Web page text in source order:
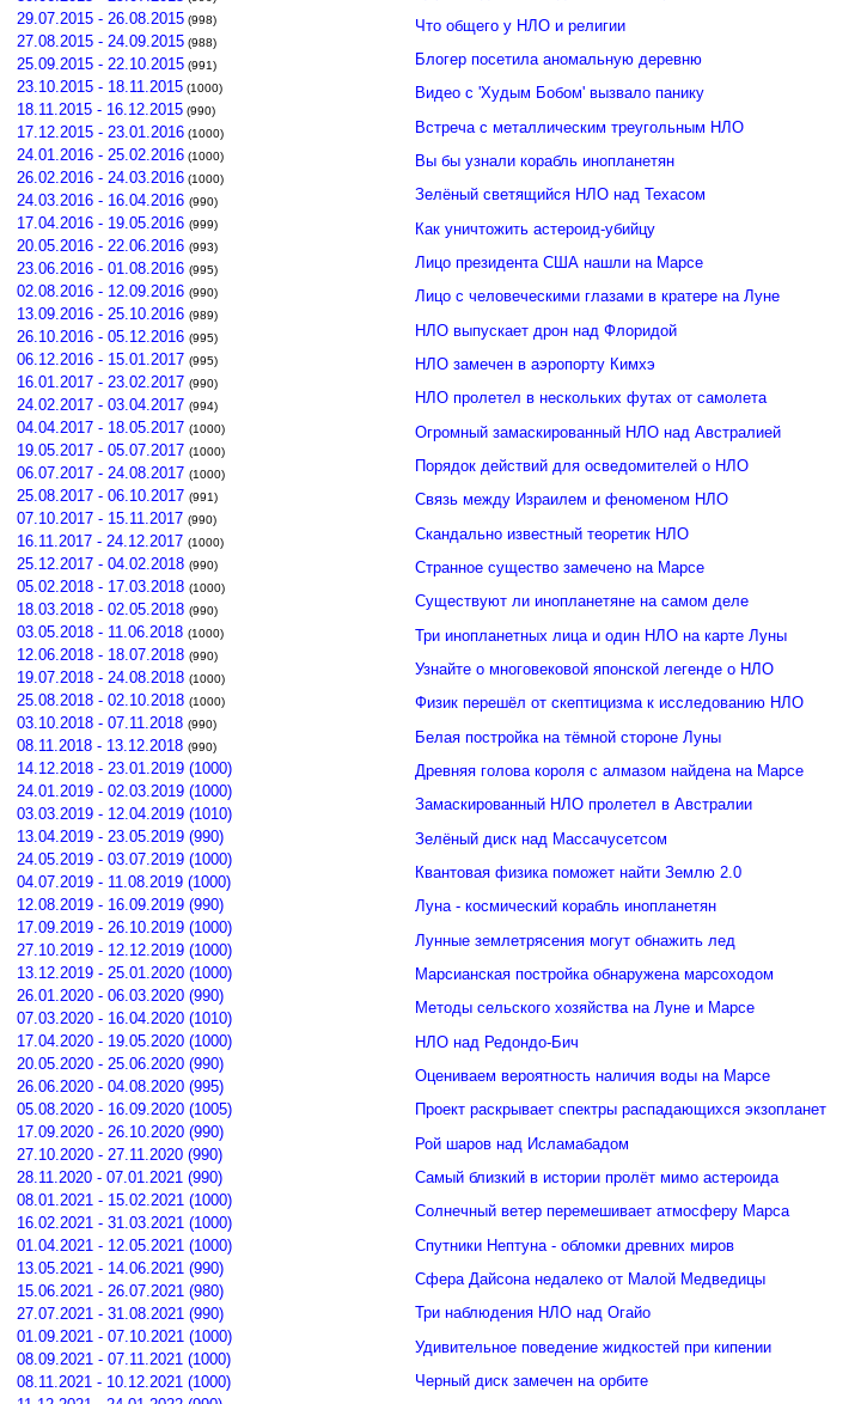
29.07.2015 - 26.08.2015 (998)
27.08.2015 - 24.09.2015 (988)
25.09.2015 - 22.10.2015 (991)
23.10.2015 - 18.11.2015 (1000)
18.11.2015 - 16.12.2015 (990)
17.12.2015 - 23.01.2016 (1000)
24.01.2016 - 25.02.2016 (1000)
26.02.2016 - 24.03.2016 (1000)
24.03.2016 - 16.04.2016 (990)
17.04.2016 - 19.05.2016 (999)
20.05.2016 - 22.06.2016 (993)
23.06.2016 - 01.08.2016 (995)
02.08.2016 - 12.09.2016 (990)
13.09.2016 - 25.10.2016 (989)
26.10.2016 - 05.12.2016 (995)
06.12.2016 - 15.01.2017 (995)
16.01.2017 - 23.02.2017 (990)
24.02.2017 - 03.04.2017 (994)
04.04.2017 - 18.05.2017 (1000)
19.05.2017 - 05.07.2017 (1000)
06.07.2017 - 24.08.2017 (1000)
25.08.2017 - 06.10.2017 (991)
07.10.2017 - 15.11.2017 (990)
16.11.2017 - 24.12.2017 (1000)
25.12.2017 - 04.02.2018 (990)
05.02.2018 - 17.03.2018 (1000)
18.03.2018 - 02.05.2018 (990)
03.05.2018 - 11.06.2018 (1000)
12.06.2018 - 18.07.2018 (990)
19.07.2018 - 24.08.2018 (1000)
25.08.2018 - 02.10.2018 (1000)
03.10.2018 - 07.11.2018 (990)
08.11.2018 - 13.12.2018 (990)
14.12.2018 - 23.01.2019 (1000)
24.01.2019 - 02.03.2019 (1000)
03.03.2019 - 12.04.2019 (1010)
13.04.2019 - 23.05.2019 (990)
24.05.2019 - 03.07.2019 (1000)
04.07.2019 - 11.08.2019 (1000)
12.08.2019 - 16.09.2019 (990)
17.09.2019 - 26.10.2019 (1000)
27.10.2019 - 12.12.2019 (1000)
13.12.2019 - 25.01.2020 (1000)
26.01.2020 - 06.03.2020 (990)
07.03.2020 - 16.04.2020 (1010)
17.04.2020 - 19.05.2020 (1000)
20.05.2020 - 25.06.2020 (990)
26.06.2020 - 04.08.2020 (995)
05.08.2020 - 16.09.2020 (1005)
17.09.2020 - 26.10.2020 (990)
27.10.2020 - 27.11.2020 (990)
28.11.2020 - 07.01.2021 (990)
08.01.2021 - 15.02.2021 (1000)
16.02.2021 - 31.03.2021 (1000)
01.04.2021 - 12.05.2021 (1000)
13.05.2021 - 14.06.2021 (990)
15.06.2021 - 26.07.2021 (980)
27.07.2021 - 31.08.2021 (990)
01.09.2021 - 07.10.2021 (1000)
08.09.2021 - 07.11.2021 (1000)
08.11.2021 - 10.12.2021 (1000)
Что общего у НЛО и религии
Блогер посетила аномальную деревню
Видео с 'Худым Бобом' вызвало панику
Встреча с металлическим треугольным НЛО
Вы бы узнали корабль инопланетян
Зелёный светящийся НЛО над Техасом
Как уничтожить астероид-убийцу
Лицо президента США нашли на Марсе
Лицо с человеческими глазами в кратере на Луне
НЛО выпускает дрон над Флоридой
НЛО замечен в аэропорту Кимхэ
НЛО пролетел в нескольких футах от самолета
Огромный замаскированный НЛО над Австралией
Порядок действий для осведомителей о НЛО
Связь между Израилем и феноменом НЛО
Скандально известный теоретик НЛО
Странное существо замечено на Марсе
Существуют ли инопланетяне на самом деле
Три инопланетных лица и один НЛО на карте Луны
Узнайте о многовековой японской легенде о НЛО
Физик перешёл от скептицизма к исследованию НЛО
Белая постройка на тёмной стороне Луны
Древняя голова короля с алмазом найдена на Марсе
Замаскированный НЛО пролетел в Австралии
Зелёный диск над Массачусетсом
Квантовая физика поможет найти Землю 2.0
Луна - космический корабль инопланетян
Лунные землетрясения могут обнажить лед
Марсианская постройка обнаружена марсоходом
Методы сельского хозяйства на Луне и Марсе
НЛО над Редондо-Бич
Оцениваем вероятность наличия воды на Марсе
Проект раскрывает спектры распадающихся экзопланет
Рой шаров над Исламабадом
Самый близкий в истории пролёт мимо астероида
Солнечный ветер перемешивает атмосферу Марса
Спутники Нептуна - обломки древних миров
Сфера Дайсона недалеко от Малой Медведицы
Три наблюдения НЛО над Огайо
Удивительное поведение жидкостей при кипении
Черный диск замечен на орбите